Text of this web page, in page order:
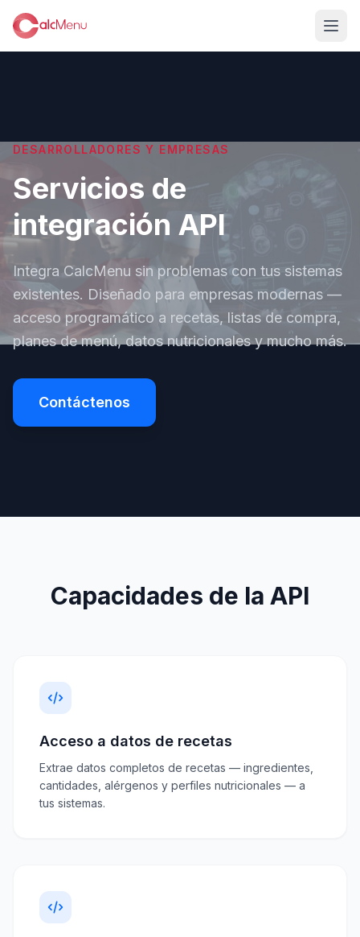
DESARROLLADORES Y EMPRESAS
Servicios de
integración API
Integra CalcMenu sin problemas con tus sistemas
existentes. Diseñado para empresas modernas —
acceso programático a recetas, listas de compra,
planes de menú, datos nutricionales y mucho más.
Contáctenos
Capacidades de la API
Acceso a datos de recetas
Extrae datos completos de recetas — ingredientes,
cantidades, alérgenos y perfiles nutricionales — a
tus sistemas.